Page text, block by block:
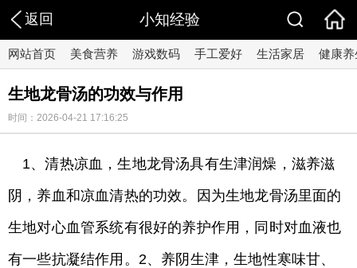
返回 小知经验
网站首页 美食营养 游戏数码 手工爱好 生活家居 健康养
生地龙骨汤的功效与作用
时间：2026-04-21 17:16:25
1、清热凉血，生地龙骨汤具有生津润燥，滋养滋
阴，养血和凉血清热的功效。因为生地龙骨汤里面的
生地对心血管系统有很好的养护作用，同时对血液也
有一些抗凝结作用。2、养阴生津，生地性寒味甘、